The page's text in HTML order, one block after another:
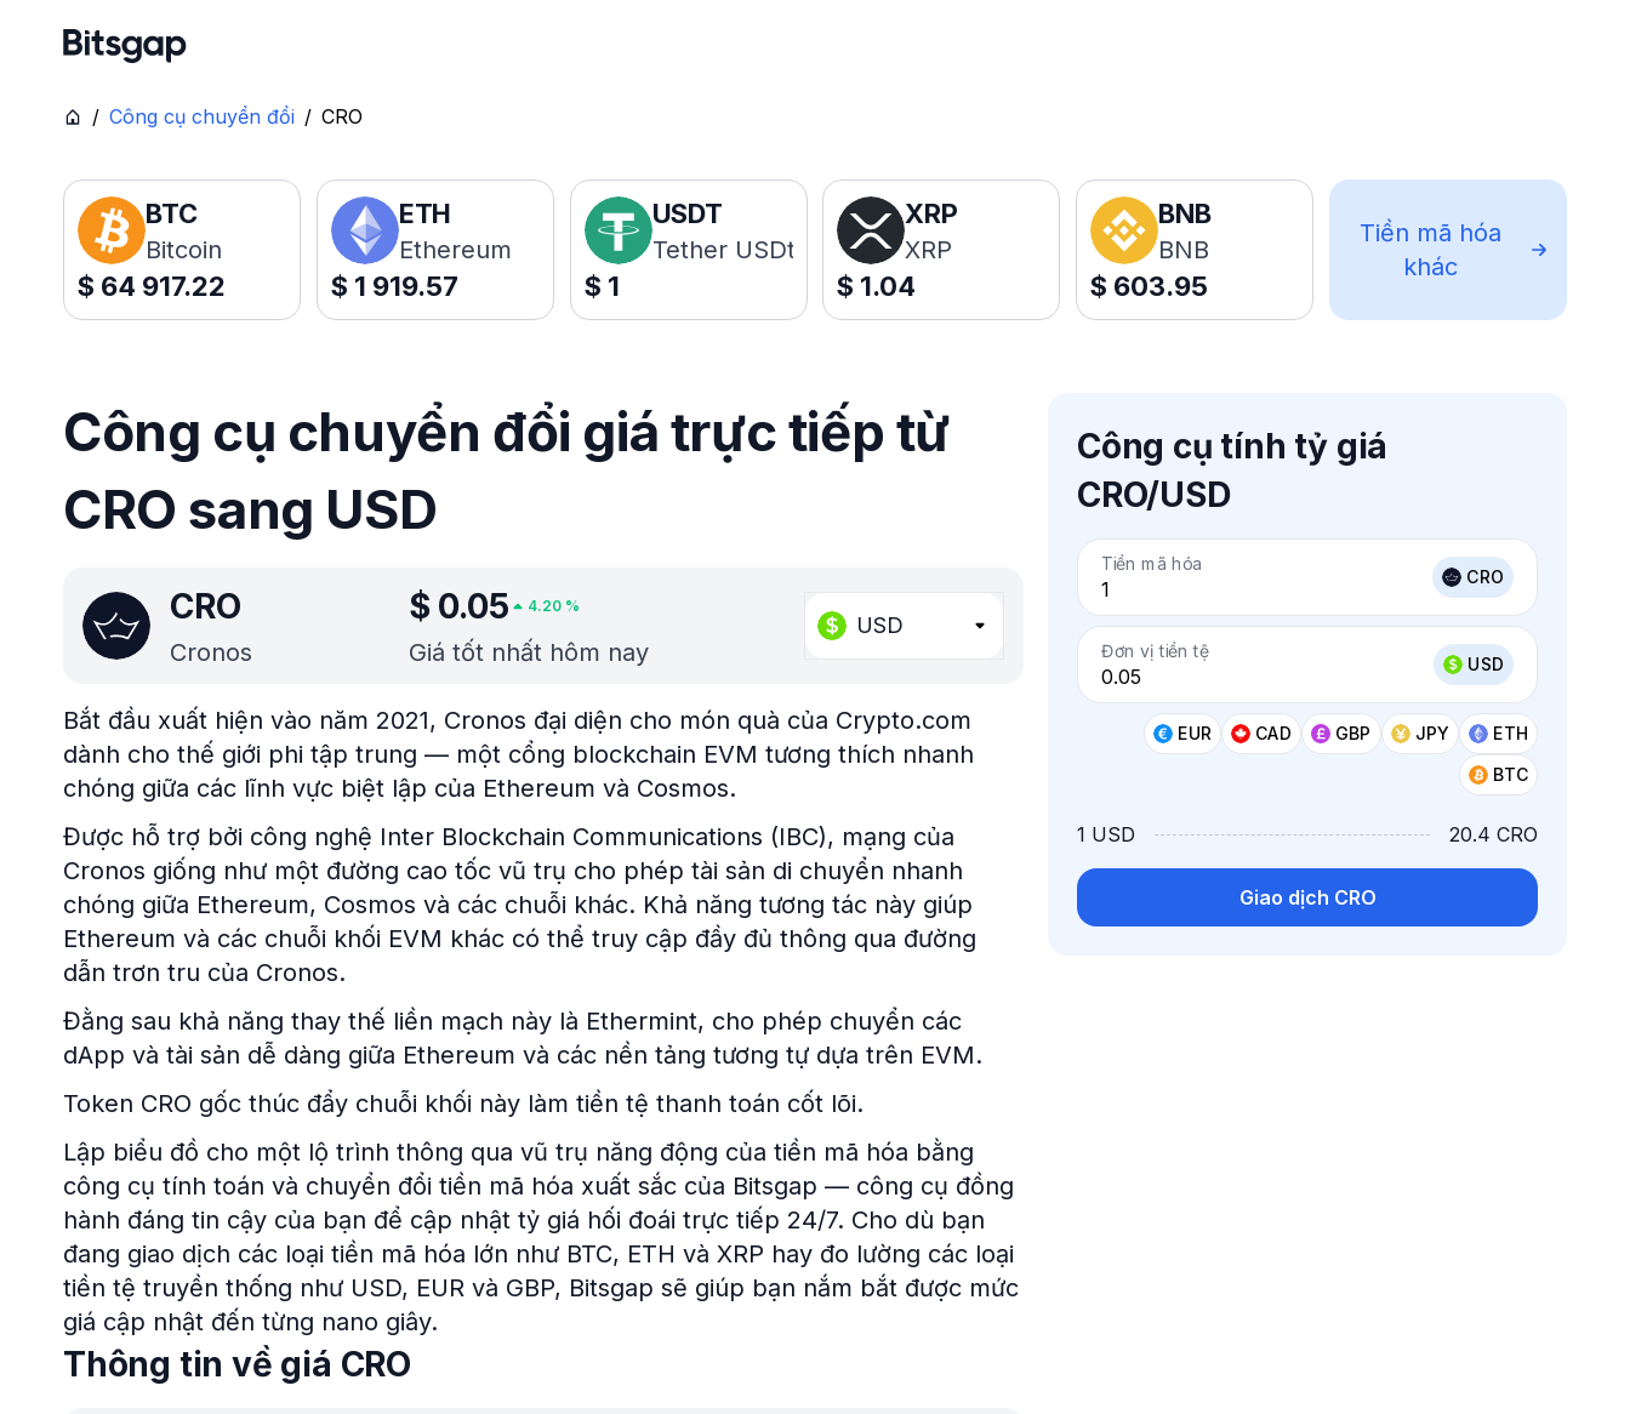
/ Công cụ chuyển đổi / CRO
BTC
Bitcoin
$ 64 917.22
ETH
Ethereum
$ 1 919.57
USDT
Tether USDt
$ 1
XRP
XRP
$ 1.04
BNB
BNB
$ 603.95
Tiền mã hóa
khác
Công cụ chuyển đổi giá trực tiếp từ
CRO sang USD
CRO
Cronos
$ 0.05 4.20 %
Giá tốt nhất hôm nay
USD
Công cụ tính tỷ giá
CRO/USD
Tiền mã hóa
CRO
Đơn vị tiền tệ
USD
EUR CAD GBP JPY
ETH
BTC
1 USD 20.4 CRO
Giao dịch CRO
Bắt đầu xuất hiện vào năm 2021, Cronos đại diện cho món quà của Crypto.com
dành cho thế giới phi tập trung — một cổng blockchain EVM tương thích nhanh
chóng giữa các lĩnh vực biệt lập của Ethereum và Cosmos.
Được hỗ trợ bởi công nghệ Inter Blockchain Communications (IBC), mạng của
Cronos giống như một đường cao tốc vũ trụ cho phép tài sản di chuyển nhanh
chóng giữa Ethereum, Cosmos và các chuỗi khác. Khả năng tương tác này giúp
Ethereum và các chuỗi khối EVM khác có thể truy cập đầy đủ thông qua đường
dẫn trơn tru của Cronos.
Đằng sau khả năng thay thế liền mạch này là Ethermint, cho phép chuyển các
dApp và tài sản dễ dàng giữa Ethereum và các nền tảng tương tự dựa trên EVM.
Token CRO gốc thúc đẩy chuỗi khối này làm tiền tệ thanh toán cốt lõi.
Lập biểu đồ cho một lộ trình thông qua vũ trụ năng động của tiền mã hóa bằng
công cụ tính toán và chuyển đổi tiền mã hóa xuất sắc của Bitsgap — công cụ đồng
hành đáng tin cậy của bạn để cập nhật tỷ giá hối đoái trực tiếp 24/7. Cho dù bạn
đang giao dịch các loại tiền mã hóa lớn như BTC, ETH và XRP hay đo lường các loại
tiền tệ truyền thống như USD, EUR và GBP, Bitsgap sẽ giúp bạn nắm bắt được mức
giá cập nhật đến từng nano giây.
Thông tin về giá CRO